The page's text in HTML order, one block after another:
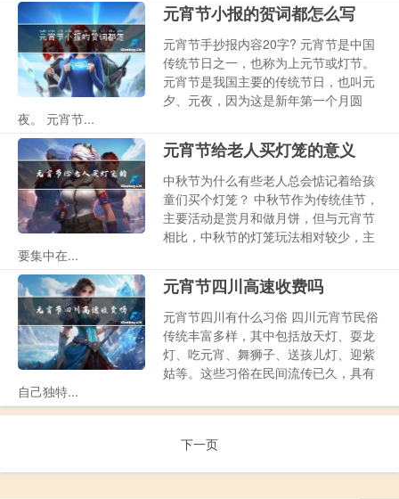
元宵节小报的贺词都怎么写
元宵节手抄报内容20字? 元宵节是中国
传统节日之一，也称为上元节或灯节。
元宵节是我国主要的传统节日，也叫元
夕、元夜，因为这是新年第一个月圆
夜。 元宵节...
元宵节给老人买灯笼的意义
中秋节为什么有些老人总会惦记着给孩
童们买个灯笼？ 中秋节作为传统佳节，
主要活动是赏月和做月饼，但与元宵节
相比，中秋节的灯笼玩法相对较少，主
要集中在...
元宵节四川高速收费吗
元宵节四川有什么习俗 四川元宵节民俗
传统丰富多样，其中包括放天灯、耍龙
灯、吃元宵、舞狮子、送孩儿灯、迎紫
姑等。这些习俗在民间流传已久，具有
自己独特...
下一页